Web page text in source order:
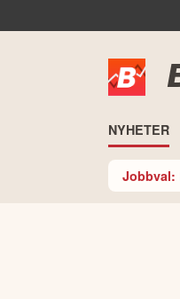
NYHETER
Jobbval: